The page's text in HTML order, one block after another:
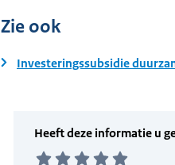
Zie ook
Investeringssubsidie